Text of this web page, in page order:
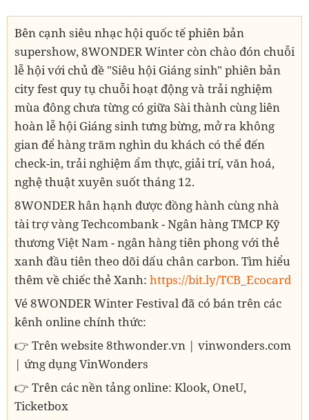
Bên cạnh siêu nhạc hội quốc tế phiên bản
supershow, 8WONDER Winter còn chào đón chuỗi
lễ hội với chủ đề "Siêu hội Giáng sinh" phiên bản
city fest quy tụ chuỗi hoạt động và trải nghiệm
mùa đông chưa từng có giữa Sài thành cùng liên
hoàn lễ hội Giáng sinh tưng bừng, mở ra không
gian để hàng trăm nghìn du khách có thể đến
check-in, trải nghiệm ẩm thực, giải trí, văn hoá,
nghệ thuật xuyên suốt tháng 12.
8WONDER hân hạnh được đồng hành cùng nhà
tài trợ vàng Techcombank - Ngân hàng TMCP Kỹ
thương Việt Nam - ngân hàng tiên phong với thẻ
xanh đầu tiên theo dõi dấu chân carbon. Tìm hiểu
thêm về chiếc thẻ Xanh: https://bit.ly/TCB_Ecocard
Vé 8WONDER Winter Festival đã có bán trên các
kênh online chính thức:
👉 Trên website 8thwonder.vn | vinwonders.com
| ứng dụng VinWonders
👉 Trên các nền tảng online: Klook, OneU,
Ticketbox